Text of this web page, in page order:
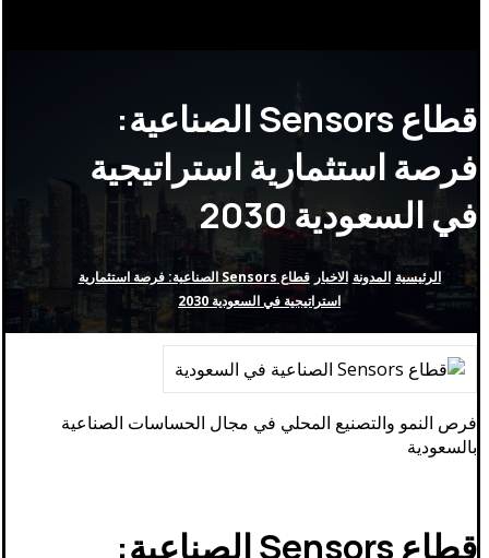
قطاع Sensors الصناعية:
فرصة استثمارية استراتيجية
في السعودية 2030
الرئيسية المدونة الاخبار
قطاع Sensors الصناعية: فرصة استثمارية
استراتيجية في السعودية 2030
فرص النمو والتصنيع المحلي في مجال الحساسات الصناعية
بالسعودية
قطاع Sensors الصناعية: